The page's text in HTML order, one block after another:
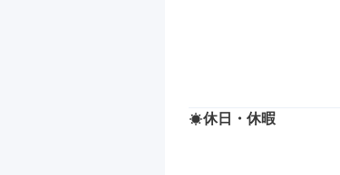
休日・休暇